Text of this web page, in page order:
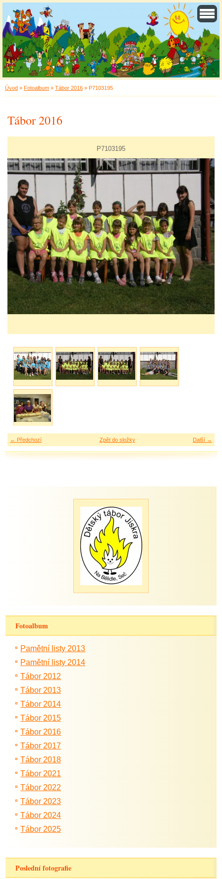
Úvod » Fotoalbum » Tábor 2016 » P7103195
Tábor 2016
P7103195
← Předchozí Další →
Zpět do složky
Fotoalbum
Pamětní listy 2013
Pamětní listy 2014
Tábor 2012
Tábor 2013
Tábor 2014
Tábor 2015
Tábor 2016
Tábor 2017
Tábor 2018
Tábor 2021
Tábor 2022
Tábor 2023
Tábor 2024
Tábor 2025
Poslední fotografie